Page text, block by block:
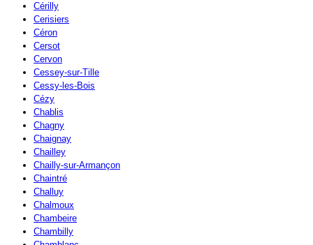
Cérilly
Cerisiers
Céron
Cersot
Cervon
Cessey-sur-Tille
Cessy-les-Bois
Cézy
Chablis
Chagny
Chaignay
Chailley
Chailly-sur-Armançon
Chaintré
Challuy
Chalmoux
Chambeire
Chambilly